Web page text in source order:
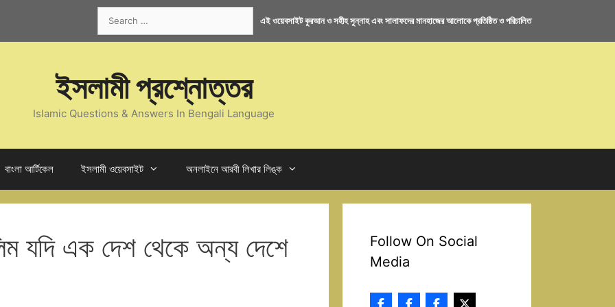
for:
এই ওয়েবসাইট কুরআন ও সহীহ সুন্নাহ এবং সালাফদের মানহাজের আলোকে প্রতিষ্ঠিত ও পরিচালিত
ইসলামী প্রশ্নোত্তর
Islamic Questions & Answers In Bengali Language
বাংলা আর্টিকেল ইসলামী ওয়েবসাইট অনলাইনে আরবী লিখার লিঙ্ক
যদি এক দেশ থেকে অন্য দেশে
Follow On Social
Media